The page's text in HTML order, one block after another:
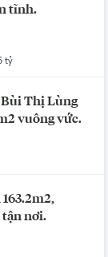
tĩnh.
tỷ
Thị Lùng
vuông vức.
tận nơi.